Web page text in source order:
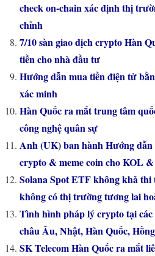
check on-chain xác định thị
chỉnh
7/10 sàn giao dịch crypto Hàn
tiền cho nhà đầu tư
Hướng dẫn mua tiền điện tử
xác minh
Hàn Quốc ra mắt trung tâm
công nghệ quân sự
Anh (UK) ban hành Hướng
crypto & meme coin cho KOL
Solana Spot ETF không khả
không có thị trường tương lai
Tình hình pháp lý crypto tại
châu Âu, Nhật, Hàn Quốc,
SK Telecom Hàn Quốc ra mắt